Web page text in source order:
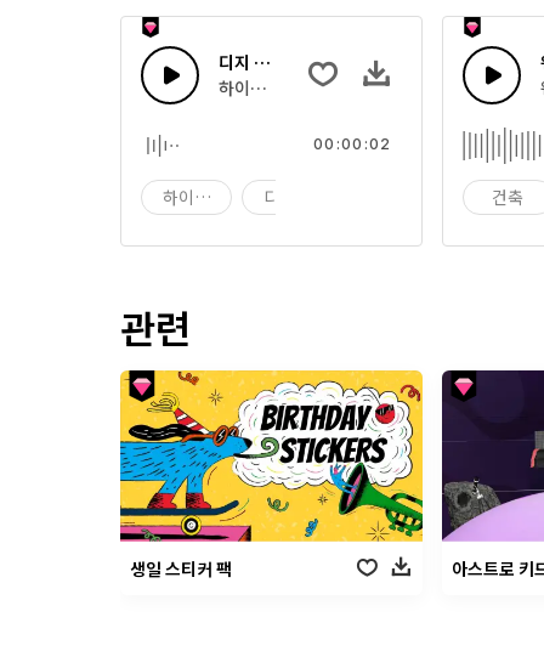
디지 테크 49
하이테크 디지털 컴퓨팅 사운드의 조합
하이테크 디지 테크
00:00:02
건축
관련
생일 스티커 팩 아스트로 키